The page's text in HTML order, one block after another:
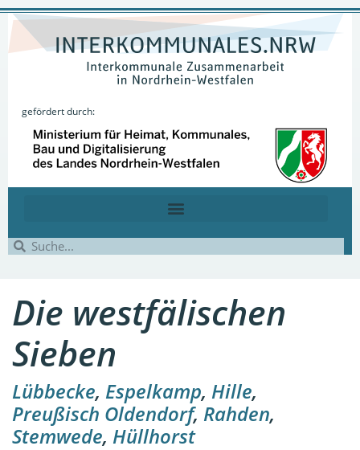
gefördert durch:
Die westfälischen
Sieben
Lübbecke, Espelkamp, Hille,
Preußisch Oldendorf, Rahden,
Stemwede, Hüllhorst